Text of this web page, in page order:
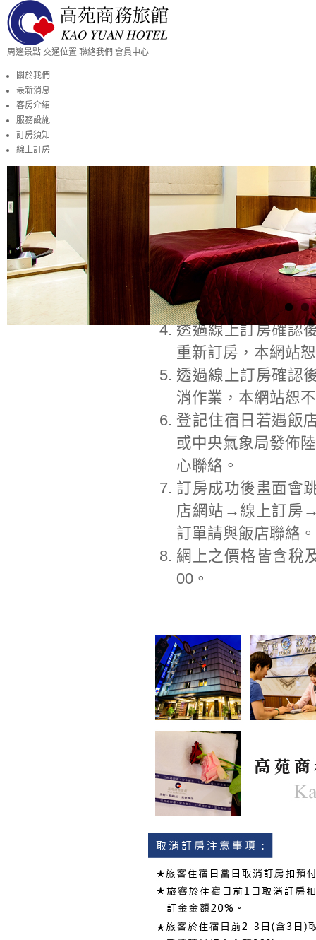
周邊景點 交通位置 聯絡我們 會員中心
關於我們
最新消息
客房介紹
服務設施
訂房須知
線上訂房
訂房須知
一般訂房使用本站
線上訂房之房間與
您於網站上完成之
為保障您信用卡交
in）者資料相符，
透過線上訂房確認
重新訂房，本網站
透過線上訂房確認
消作業，本網站恕
登記住宿日若遇飯
或中央氣象局發佈
心聯絡。
訂房成功後畫面會
店網站→線上訂房→
訂單請與飯店聯絡。
網上之價格皆含稅
00。
訂房須知
訂房須知